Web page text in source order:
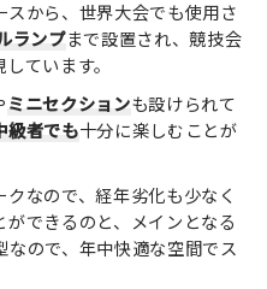
スから、世界大会でも使用さ
ランプまで設置され、競技会
ています。
ミニセクションも設けられて
級者でも十分に楽しむことが
クなので、経年劣化も少なく
できるのと、メインとなる
なので、年中快適な空間でス